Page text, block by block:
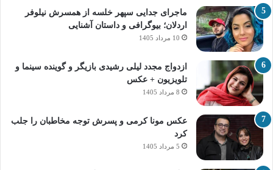
ماجرای جدایی سپهر خلسه از همسرش نیلوفر
اردلان؛ بیوگرافی و داستان آشنایی
10 مرداد 1405
ازدواج مجدد لیلی رشیدی بازیگر و گوینده سینما و
تلویزیون + عکس
8 مرداد 1405
عکس مونا کرمی و پسرش توجه مخاطبان را جلب
کرد
5 مرداد 1405